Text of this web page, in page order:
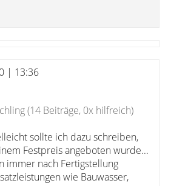
| 13:36
(14 Beiträge, 0x hilfreich)
sollte ich dazu schreiben,
Festpreis angeboten wurde...
immer nach Fertigstellung
wie Bauwasser,